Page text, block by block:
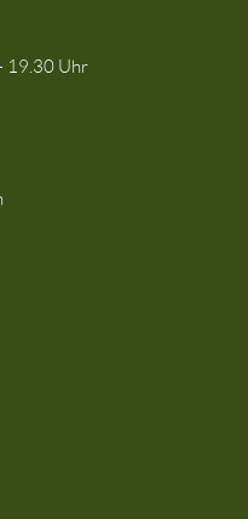
19.30 Uhr